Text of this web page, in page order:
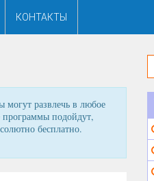
КОНТАКТЫ
развлечь в любое
программы подойдут,
бесплатно.